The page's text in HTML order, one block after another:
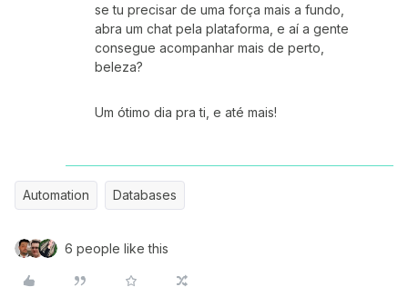
se tu precisar de uma força mais a fundo,
abra um chat pela plataforma, e aí a gente
consegue acompanhar mais de perto,
beleza?
Um ótimo dia pra ti, e até mais!
Automation Databases
6 people like this